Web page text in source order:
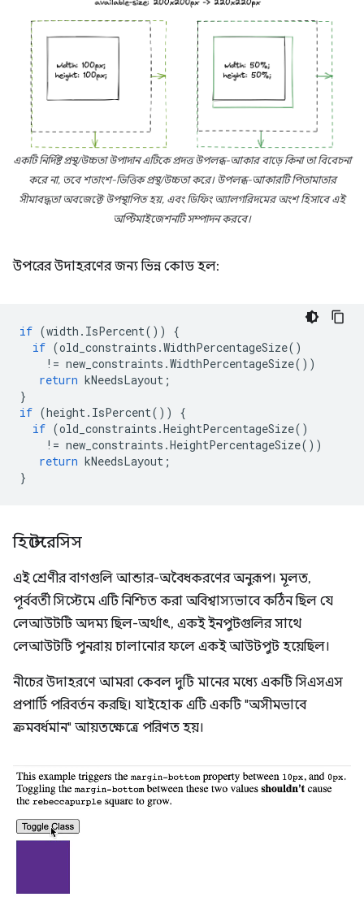
একটি নির্দিষ্ট প্রস্থ/উচ্চতা উপাদান এটিকে প্রদত্ত উপলব্ধ-আকার বাড়ে কিনা তা বিবেচনা
করে না, তবে শতাংশ-ভিত্তিক প্রস্থ/উচ্চতা করে।উপলব্ধ-আকারটিপিতামাতার
সীমাবদ্ধতাঅবজেক্টে উপস্থাপিত হয়, এবং ডিফিং অ্যালগরিদমের অংশ হিসাবে এই
অপ্টিমাইজেশনটি সম্পাদন করবে।
উপরের উদাহরণের জন্য ভিন্ন কোড হল:
if (width . IsPercent())
{
if (old_constraints .WidthPercentageSize()
!= new_constraints .WidthPercentageSize())
return kNeedsLayout ;
}
if (height. IsPercent())
{
if (old_constraints .HeightPercentageSize()
!= new_constraints .HeightPercentageSize())
return kNeedsLayout ;
}
হিস্টেরেসিস
এই শ্রেণীর বাগগুলি আন্ডার-অবৈধকরণের অনুরূপ। মূলত,
পূর্ববর্তী সিস্টেমে এটি নিশ্চিত করা অবিশ্বাস্যভাবে কঠিন ছিল যে
লেআউটটি অদম্য ছিল-অর্থাৎ, একই ইনপুটগুলির সাথে
লেআউটটি পুনরায় চালানোর ফলে একই আউটপুট হয়েছিল।
নীচের উদাহরণে আমরা কেবল দুটি মানের মধ্যে একটি সিএসএস
প্রপার্টি পরিবর্তন করছি। যাইহোক এটি একটি "অসীমভাবে
ক্রমবর্ধমান" আয়তক্ষেত্রে পরিণত হয়।